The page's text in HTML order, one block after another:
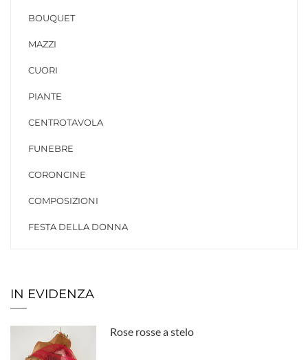
BOUQUET
MAZZI
CUORI
PIANTE
CENTROTAVOLA
FUNEBRE
CORONCINE
COMPOSIZIONI
FESTA DELLA DONNA
IN EVIDENZA
Rose rosse a stelo